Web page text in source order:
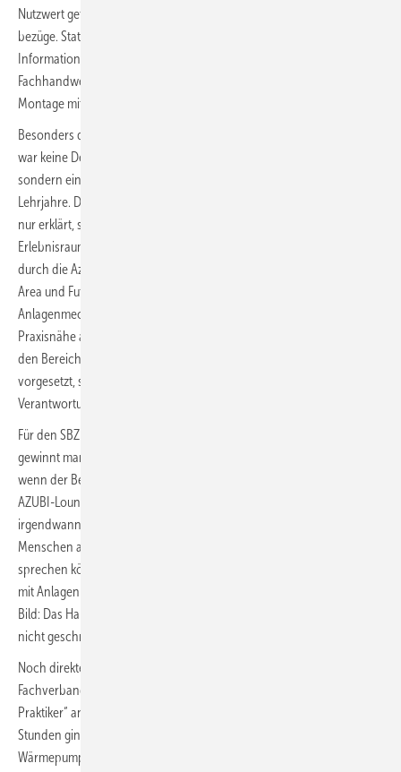
Nutzwert getrimmt: kurze Wege, kompakte Formate, konkrete Praxis­
bezüge. Statt langer Grundsatzreden setzte die Messe auf
Informationsdichte, Anwendungsnähe und Formate, bei denen
Fachhandwerker tatsächlich etwas für Baustelle, Kundendienst und
Montage mitnehmen konnten.
Besonders deutlich wurde das beim Nachwuchs. Die AZUBI-Lounge
war keine Deko-­Fläche und auch kein Pflichtprogramm am Rand,
sondern ein sichtbarer Treffpunkt für Schüler und Azubis aller
Lehrjahre. Dort wurde der Beruf des Anlagenmechanikers SHK nicht
nur erklärt, sondern erlebbar gemacht. Die Fläche war als
Erlebnisraum, Informationsbörse und Fun-Area angelegt, ergänzt
durch die Azubi-Rallye über das Messegelände. Dazu kamen Tech-
Area und Future-Area sowie die „SHK-Fragendusche“, bei der
Anlagenmechaniker an allen vier Messetagen offen, direkt und mit viel
Praxisnähe aus ihrem Berufsalltag berichteten. Gerade das machte
den Bereich stark: Junge Leute bekamen keine Hochglanzbroschüre
vorgesetzt, sondern echte Einblicke in einen Beruf mit Technik,
Verantwortung und Zukunft.
Für den SBZ Monteur ist genau das ein wichtiger Punkt. Nachwuchs
gewinnt man nicht mit wohlklingenden Schlagworten, sondern dann,
wenn der Beruf greifbar wird. Die ­SHK+E 2026 hat das verstanden. Die
AZUBI-Lounge machte deutlich, dass Fachkräftesicherung nicht
irgendwann im Konferenzraum beginnt, sondern dort, wo junge
Menschen ausprobieren, fragen und direkt mit Leuten aus dem­ ­Beruf
sprechen können. Dass am Fokustag Frauen die Bühne ausschließlich
mit Anlagenmechanikerinnen SHK besetzt war, passte ebenfalls ins
Bild: Das Handwerk wurde modern, offen und nahbar präsentiert –
nicht geschniegelt, sondern glaubwürdig.
Noch direkter auf den Arbeitsalltag zielte der Monteurtag. Der
Fachverband SHK NRW hatte diesen als kompakte „Wissenskiste für
Praktiker“ angelegt – und genau so kam er auch rüber. In rund zwei
Stunden ging es um Themen, die draußen wirklich zählen:
Wärmepumpentechnik, Trinkwasserinstallation, Gas- und Abwasser­